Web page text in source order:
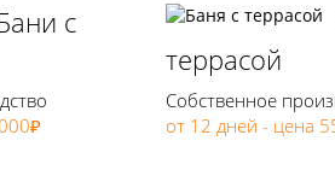
с
террасой
Собственное
от 12 дней - цена